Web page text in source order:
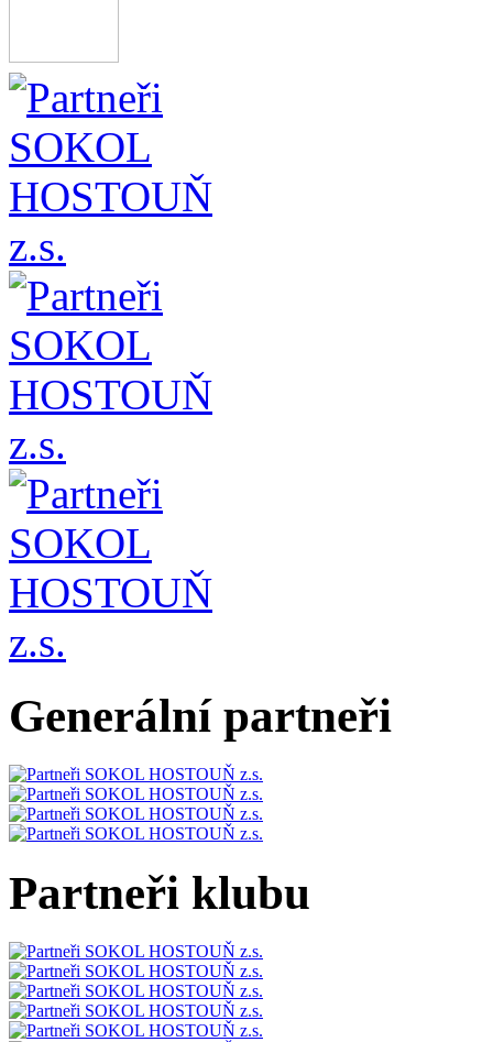
Generální partneři
Partneři klubu